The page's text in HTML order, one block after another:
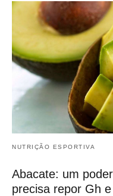
NUTRIÇÃO ESPORTIVA
Abacate: um
precisa repor Gh